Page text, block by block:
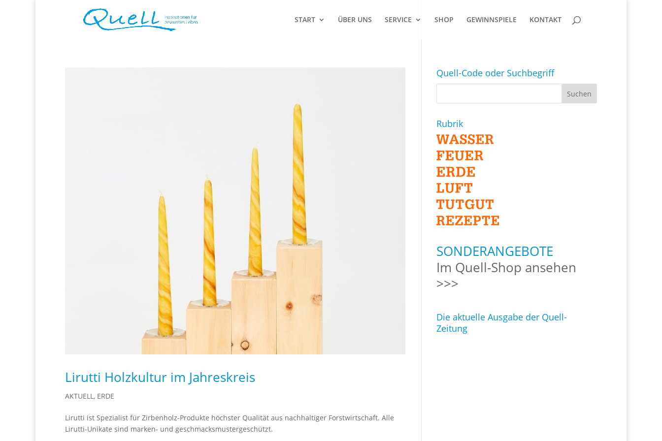
START ÜBER UNS SERVICE SHOP GEWINNSPIELE KONTAKT
Lirutti Holzkultur im Jahreskreis
AKTUELL, ERDE
Lirutti ist Spezialist für Zirbenholz-Produkte höchster Qualität aus nachhaltiger Forstwirtschaft. Alle
Lirutti-Unikate sind marken- und geschmacksmustergeschützt.
Quell-Code oder Suchbegriff
Rubrik
SONDERANGEBOTE
Im Quell-Shop ansehen
>>>
Die aktuelle Ausgabe der Quell-
Zeitung